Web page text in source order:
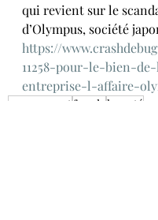
qui revient sur le
d’Olympus, société
https://
11258-pour-le-bien-
entreprise-l-affaire-
management fraude loyauté